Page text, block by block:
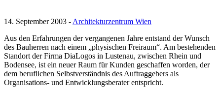
14. September 2003 -Architekturzentrum Wien
Aus den Erfahrungen der vergangenen Jahre entstand der Wunsch
des Bauherren nach einem „physischen Freiraum“. Am bestehenden
Standort der Firma DiaLogos in Lustenau, zwischen Rhein und
Bodensee, ist ein neuer Raum für Kunden geschaffen worden, der
dem beruflichen Selbstverständnis des Auftraggebers als
Organisations- und Entwicklungsberater entspricht.